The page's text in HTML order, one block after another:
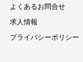
よくあるお問合せ
求人情報
プライバシーポリシー